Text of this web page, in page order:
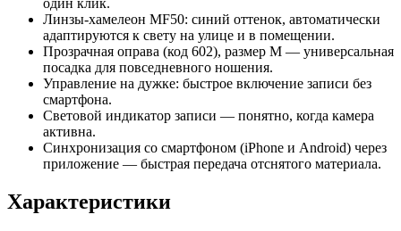
один клик.
Линзы‑хамелеон MF50: синий оттенок, автоматически
адаптируются к свету на улице и в помещении.
Прозрачная оправа (код 602), размер M — универсальная
посадка для повседневного ношения.
Управление на дужке: быстрое включение записи без
смартфона.
Световой индикатор записи — понятно, когда камера
активна.
Синхронизация со смартфоном (iPhone и Android) через
приложение — быстрая передача отснятого материала.
Характеристики